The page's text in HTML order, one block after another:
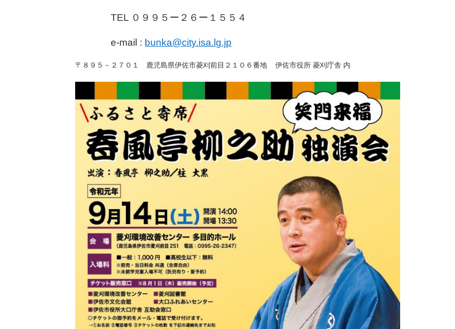
TEL ０９９５ー２６ー１５５４
e-mail : bunka@city.isa.lg.jp
〒８９５－２７０１ 鹿児島県伊佐市菱刈前目２１０６番地 伊佐市役所 菱刈庁舎 内